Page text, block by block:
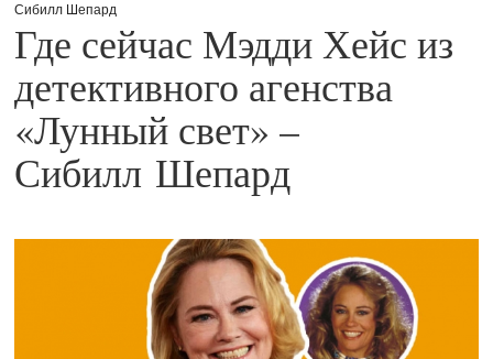
Сибилл Шепард
Где сейчас Мэдди Хейс из
детективного агенства
«Лунный свет» –
Сибилл Шепард